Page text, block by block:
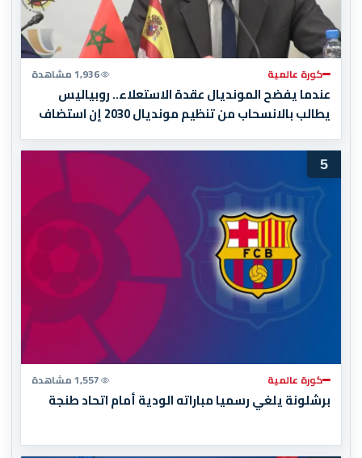
كورة عالمية 1,936 مشاهدة
عندما يفضح المونديال عقدة الاستعلاء.. روبياليس
يطالب بالانسحاب من تنظيم مونديال 2030 إن استضاف
5
كورة عالمية 1,557 مشاهدة
برشلونة يلغي رسميا مباراته الودية أمام اتحاد طنجة